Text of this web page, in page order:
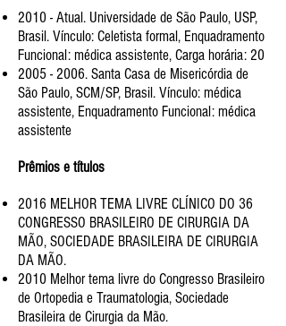
2010 - Atual. Universidade de São Paulo, USP,
Brasil. Vínculo: Celetista formal, Enquadramento
Funcional: médica assistente, Carga horária: 20
2005 - 2006. Santa Casa de Misericórdia de
São Paulo, SCM/SP, Brasil. Vínculo: médica
assistente, Enquadramento Funcional: médica
assistente
Prêmios e títulos
2016 MELHOR TEMA LIVRE CLÍNICO DO 36
CONGRESSO BRASILEIRO DE CIRURGIA DA
MÃO, SOCIEDADE BRASILEIRA DE CIRURGIA
DA MÃO.
2010 Melhor tema livre do Congresso Brasileiro
de Ortopedia e Traumatologia, Sociedade
Brasileira de Cirurgia da Mão.